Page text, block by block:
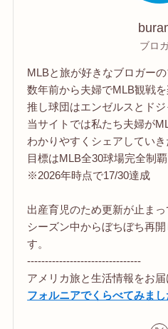
ブロ
MLBと旅が好きなブロガーの
数年前から夫婦でMLB観戦
推し球団はエンゼルスとドジ
当サイトでは私たち夫婦が
わかりやすくシェアしていき
目標はMLB全30球場完全制覇
※2026年時点で17/30達成
出産育児のため更新が止ま
シーズン中からぼちぼち再
す。
--------------------------------
アメリカ旅と生活情報をお
フォルニアでくらべてみまし